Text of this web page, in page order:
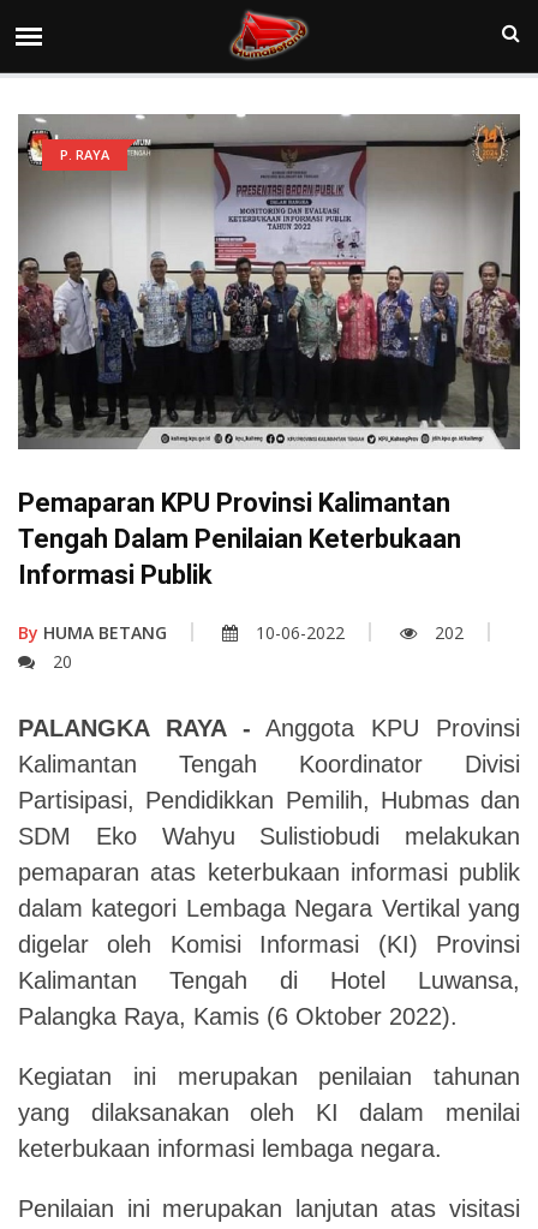
P. RAYA
Pemaparan KPU Provinsi Kalimantan
Tengah Dalam Penilaian Keterbukaan
Informasi Publik
By HUMA BETANG 10-06-2022
202
20
PALANGKA RAYA - Anggota KPU Provinsi
Kalimantan Tengah Koordinator Divisi
Partisipasi, Pendidikkan Pemilih, Hubmas dan
SDM Eko Wahyu Sulistiobudi melakukan
pemaparan atas keterbukaan informasi publik
dalam kategori Lembaga Negara Vertikal yang
digelar oleh Komisi Informasi (KI) Provinsi
Kalimantan Tengah di Hotel Luwansa,
Palangka Raya, Kamis (6 Oktober 2022).
Kegiatan ini merupakan penilaian tahunan
yang dilaksanakan oleh KI dalam menilai
keterbukaan informasi lembaga negara.
Penilaian ini merupakan lanjutan atas visitasi